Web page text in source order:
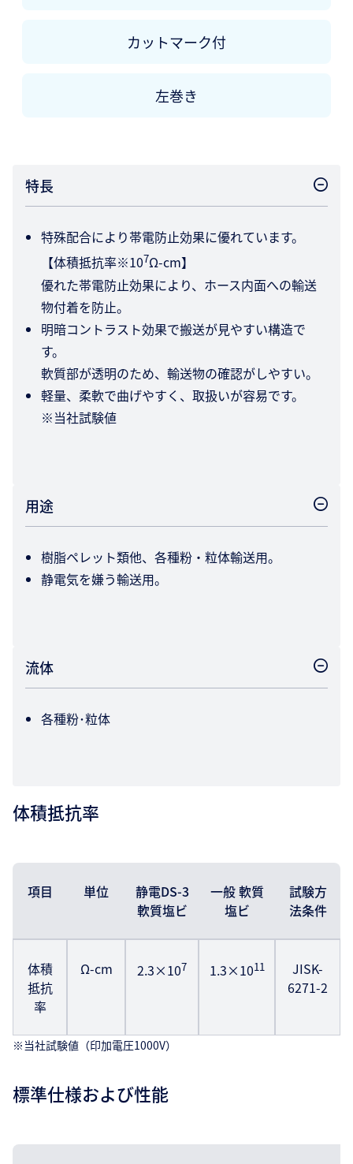
カットマーク付
左巻き
特長
特殊配合により帯電防止効果に優れています。
【体積抵抗率※107Ω-cm】
優れた帯電防止効果により、ホース内面への輸送
物付着を防止。
明暗コントラスト効果で搬送が見やすい構造で
す。
軟質部が透明のため、輸送物の確認がしやすい。
軽量、柔軟で曲げやすく、取扱いが容易です。
※当社試験値
用途
樹脂ペレット類他、各種粉・粒体輸送用。
静電気を嫌う輸送用。
流体
各種粉･粒体
体積抵抗率
項目 単位
静電DS-3
軟質塩ビ
一般 軟質
塩ビ
試験方
法条件
体積
抵抗
率
Ω-cm 2.3×107 1.3×1011
JISK-
6271-2
※当社試験値（印加電圧1000V）
標準仕様および性能